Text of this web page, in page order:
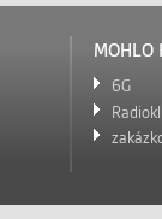
MOHLO
6G